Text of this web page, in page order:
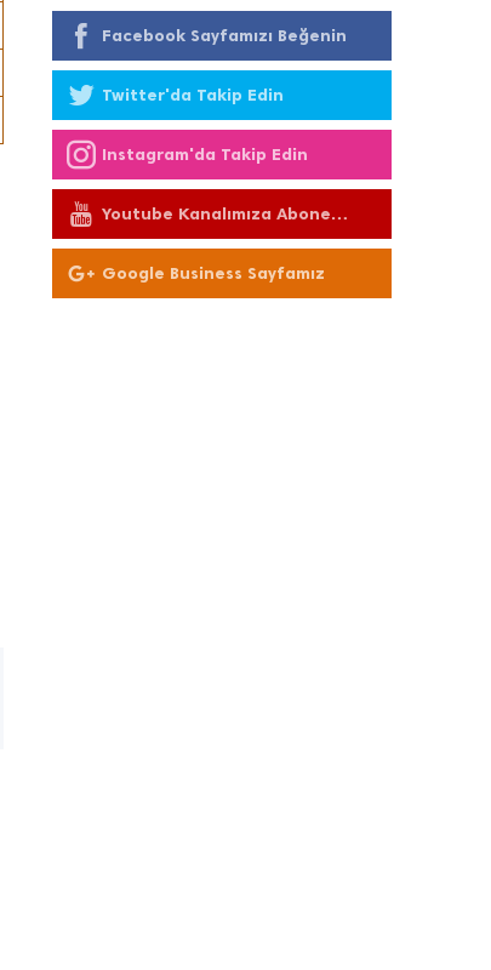
Facebook Sayfamızı Beğenin
Twitter'da Takip Edin
Instagram'da Takip Edin
Youtube Kanalımıza Abone
Olun
Google Business Sayfamız